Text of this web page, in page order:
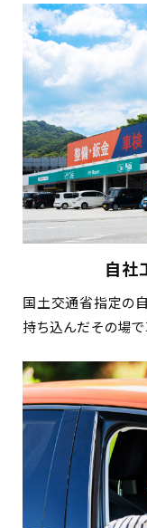
自社
国土交通省指定の
持ち込んだその場で